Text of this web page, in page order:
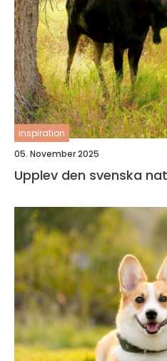
inspiration
05. November 2025
Upplev den svenska